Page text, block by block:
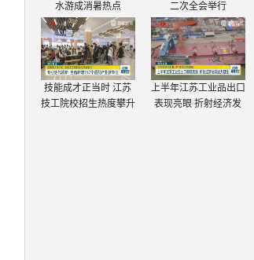
水游成消暑热点
二次全会举行
技能成才正当时 江苏
技工院校招生热度攀升
上半年江苏工业品出口
表现亮眼 折射经济发